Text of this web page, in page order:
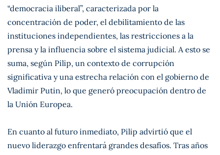
“democracia iliberal”, caracterizada por la
concentración de poder, el debilitamiento de las
instituciones independientes, las restricciones a la
prensa y la influencia sobre el sistema judicial. A esto se
suma, según Pilip, un contexto de corrupción
significativa y una estrecha relación con el gobierno de
Vladimir Putin, lo que generó preocupación dentro de
la Unión Europea.
En cuanto al futuro inmediato, Pilip advirtió que el
nuevo liderazgo enfrentará grandes desafíos. Tras años